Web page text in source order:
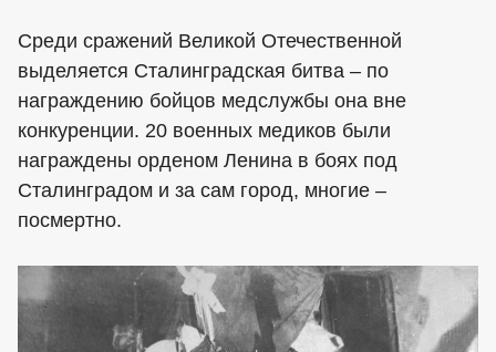
Среди сражений Великой Отечественной
выделяется Сталинградская битва – по
награждению бойцов медслужбы она вне
конкуренции. 20 военных медиков были
награждены орденом Ленина в боях под
Сталинградом и за сам город, многие –
посмертно.